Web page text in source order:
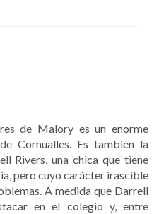
de Malory es un enorme
Cornualles. Es también la
Rivers, una chica que tiene
pero cuyo carácter irascible
A medida que Darrell
en el colegio y, entre